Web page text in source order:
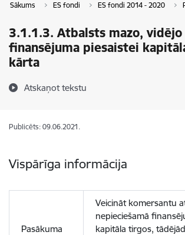
Sākums ES fondi ES fondi 2014 - 2020
3.1.1.3. Atbalsts mazo,
finansējuma piesaistei
kārta
Atskaņot tekstu
Publicēts: 09.06.2021.
Vispārīga informācija
Pasākuma
Veicināt komersantu
nepieciešamā
kapitāla tirgos,